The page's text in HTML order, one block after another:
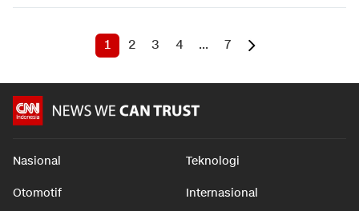
1 2 3 4 ... 7
Nasional Teknologi
Otomotif Internasional